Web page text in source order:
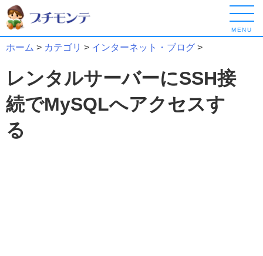
MENU
ホーム > カテゴリ > インターネット・ブログ >
レンタルサーバーにSSH接
続でMySQLへアクセスす
る